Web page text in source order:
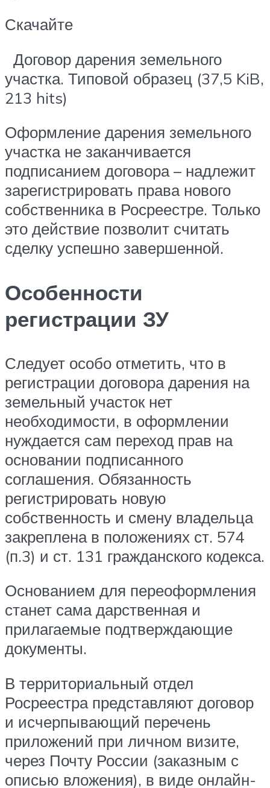
Скачайте
Договор дарения земельного
участка. Типовой образец (37,5 KiB,
213 hits)
Оформление дарения земельного
участка не заканчивается
подписанием договора – надлежит
зарегистрировать права нового
собственника в Росреестре. Только
это действие позволит считать
сделку успешно завершенной.
Особенности
регистрации ЗУ
Следует особо отметить, что в
регистрации договора дарения на
земельный участок нет
необходимости, в оформлении
нуждается сам переход прав на
основании подписанного
соглашения. Обязанность
регистрировать новую
собственность и смену владельца
закреплена в положениях ст. 574
(п.3) и ст. 131 гражданского кодекса.
Основанием для переоформления
станет сама дарственная и
прилагаемые подтверждающие
документы.
В территориальный отдел
Росреестра представляют договор
и исчерпывающий перечень
приложений при личном визите,
через Почту России (заказным с
описью вложения), в виде онлайн-